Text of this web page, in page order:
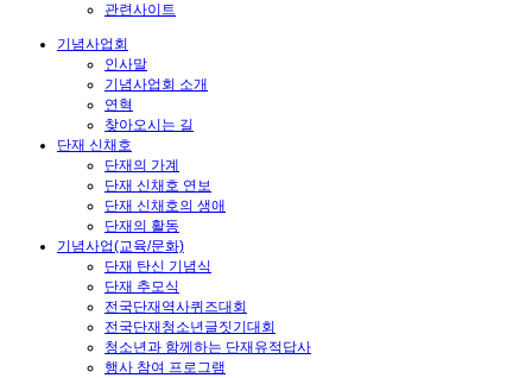
관련사이트
기념사업회
인사말
기념사업회 소개
연혁
찾아오시는 길
단재 신채호
단재의 가계
단재 신채호 연보
단재 신채호의 생애
단재의 활동
기념사업(교육/문화)
단재 탄신 기념식
단재 추모식
전국단재역사퀴즈대회
전국단재청소년글짓기대회
청소년과 함께하는 단재유적답사
행사 참여 프로그램